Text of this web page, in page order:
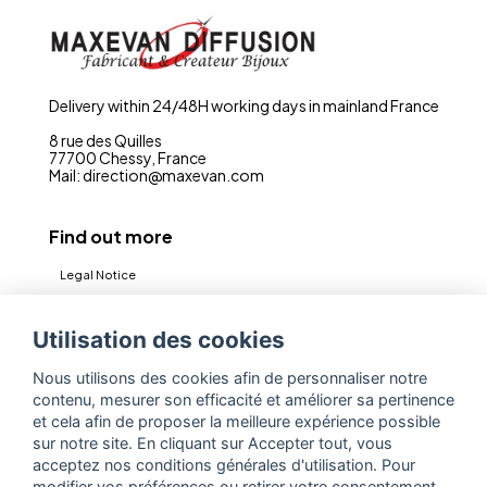
Delivery within 24/48H working days in mainland France
8 rue des Quilles
77700 Chessy, France
Mail: direction@maxevan.com
Find out more
Legal Notice
Privacy policy (RGPD)
Contact
Espace Pro
Utilisation des cookies
Nous utilisons des cookies afin de personnaliser notre
contenu, mesurer son efficacité et améliorer sa pertinence
et cela afin de proposer la meilleure expérience possible
sur notre site. En cliquant sur Accepter tout, vous
acceptez nos conditions générales d'utilisation. Pour